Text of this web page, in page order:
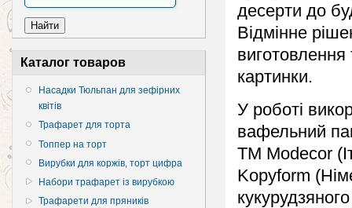
Каталог товаров
Насадки Тюльпан для зефірних
квітів
Трафарет для торта
Топпер на торт
Вирубки для коржів, торт цифра
Набори трафарет із вирубкою
Трафарети для пряників
десерти до
Відмінне
виготовлення
картинки.
У роботі
вафельний
TM Modecor
Kopyform